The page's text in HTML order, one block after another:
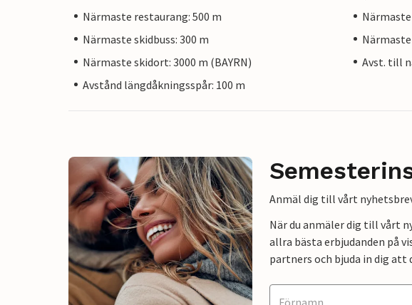
Närmaste restaurang: 500 m
Närmaste skidbuss: 300 m
Närmaste skidort: 3000 m (BAYRN)
Avst. till
Avstånd längdåkningsspår: 100 m
Anmäl dig till vårt
När du anmäler dig till vårt
allra bästa erbjudanden på
partners och bjuda in dig att